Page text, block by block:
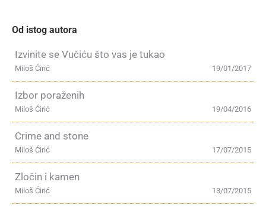
Od istog autora
Izvinite se Vučiću što vas je tukao
19/01/2017
Miloš Ćirić
Izbor poraženih
19/04/2016
Miloš Ćirić
Crime and stone
17/07/2015
Miloš Ćirić
Zločin i kamen
13/07/2015
Miloš Ćirić